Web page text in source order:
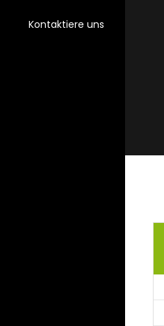
Kontaktiere uns